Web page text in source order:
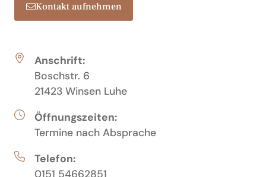
Kontakt aufnehmen
Anschrift:
Boschstr. 6
21423 Winsen Luhe
Öffnungszeiten:
Termine nach Absprache
Telefon:
0151 54662851